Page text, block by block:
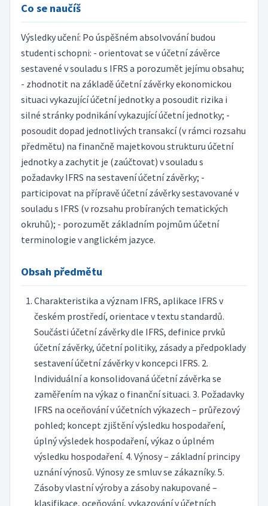
Co se naučíš
Výsledky učení: Po úspěšném absolvování budou
studenti schopni: - orientovat se v účetní závěrce
sestavené v souladu s IFRS a porozumět jejímu obsahu;
- zhodnotit na základě účetní závěrky ekonomickou
situaci vykazující účetní jednotky a posoudit rizika i
silné stránky podnikání vykazující účetní jednotky; -
posoudit dopad jednotlivých transakcí (v rámci rozsahu
předmětu) na finančně majetkovou strukturu účetní
jednotky a zachytit je (zaúčtovat) v souladu s
požadavky IFRS na sestavení účetní závěrky; -
participovat na přípravě účetní závěrky sestavované v
souladu s IFRS (v rozsahu probíraných tematických
okruhů); - porozumět základním pojmům účetní
terminologie v anglickém jazyce.
Obsah předmětu
Charakteristika a význam IFRS, aplikace IFRS v
českém prostředí, orientace v textu standardů.
Součásti účetní závěrky dle IFRS, definice prvků
účetní závěrky, účetní politiky, zásady a předpoklady
sestavení účetní závěrky v koncepci IFRS. 2.
Individuální a konsolidovaná účetní závěrka se
zaměřením na výkaz o finanční situaci. 3. Požadavky
IFRS na oceňování v účetních výkazech – průřezový
pohled; koncept zjištění výsledku hospodaření,
úplný výsledek hospodaření, výkaz o úplném
výsledku hospodaření. 4. Výnosy – základní principy
uznání výnosů. Výnosy ze smluv se zákazníky. 5.
Zásoby vlastní výroby a zásoby nakupované –
klasifikace, oceňování, vykazování v účetních